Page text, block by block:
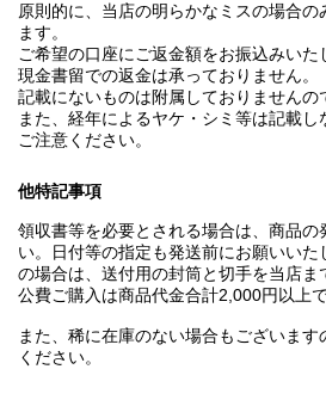
原則的に、当店の明らかなミスの場合の
ます。
ご希望の口座にご返金額をお振込みいた
現金書留での返金は承っておりません。
記載にないものは附属しておりませんの
また、経年によるヤケ・シミ等は記載
ご注意ください。
他特記事項
領収書等を必要とされる場合は、商品の
い。日付等の指定も発送前にお願いいた
の場合は、送付用の封筒と切手を当店ま
公費ご購入は商品代金合計2,000円以上で
また、稀に在庫のない場合もございま
ください。